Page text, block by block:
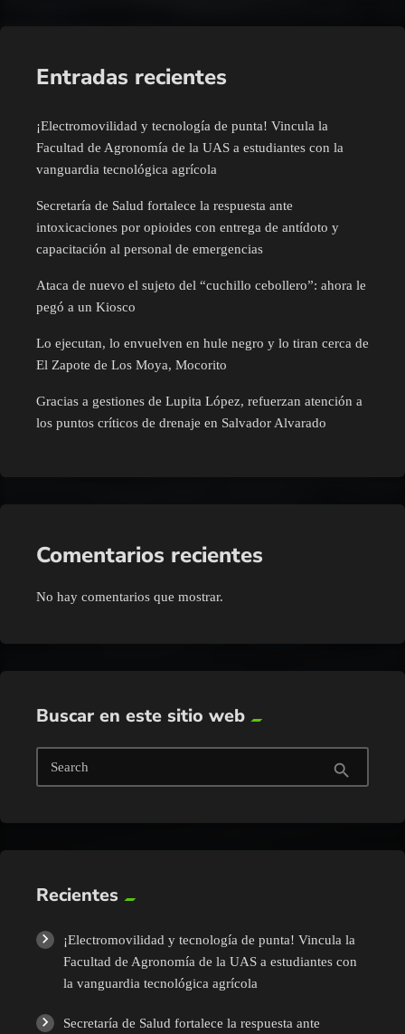
Entradas recientes
¡Electromovilidad y tecnología de punta! Vincula la
Facultad de Agronomía de la UAS a estudiantes con la
vanguardia tecnológica agrícola
Secretaría de Salud fortalece la respuesta ante
intoxicaciones por opioides con entrega de antídoto y
capacitación al personal de emergencias
Ataca de nuevo el sujeto del “cuchillo cebollero”: ahora le
pegó a un Kiosco
Lo ejecutan, lo envuelven en hule negro y lo tiran cerca de
El Zapote de Los Moya, Mocorito
Gracias a gestiones de Lupita López, refuerzan atención a
los puntos críticos de drenaje en Salvador Alvarado
Comentarios recientes
No hay comentarios que mostrar.
Buscar en este sitio web
Search search
Recientes
¡Electromovilidad y tecnología de punta! Vincula la
Facultad de Agronomía de la UAS a estudiantes con
la vanguardia tecnológica agrícola
Secretaría de Salud fortalece la respuesta ante